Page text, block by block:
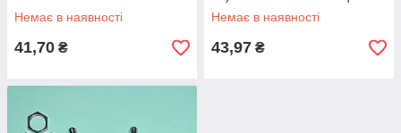
Немає в наявності
41,70 ₴
Немає в наявності
43,97 ₴